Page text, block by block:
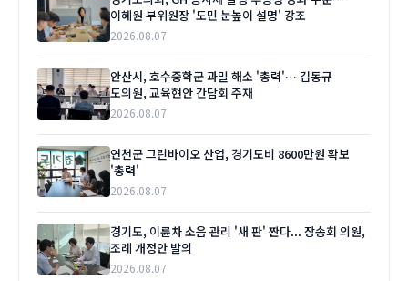
이혜원 부위원장 '도민 눈높이 설명' 강조
2026.08.07
안산시, 호수중학군 과밀 해소 '총력'… 김동규
도의원, 교육현안 간담회 주재
2026.08.07
연천군 그린바이오 산업, 경기도비 8600만원 확보
'총력'
2026.08.07
경기도, 이륜차 소음 관리 '새 판' 짠다... 장송회 의원,
조례 개정안 발의
2026.08.07